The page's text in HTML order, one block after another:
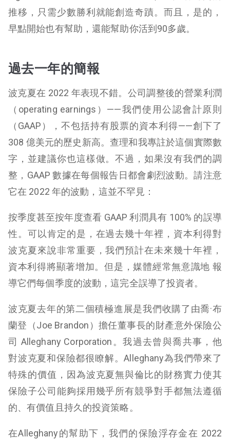
推移，只需少數勝利就能創造奇蹟。而且，是的，
早點開始也有幫助，還能幫助你活到90多歲。
過去一年的簡報
波克夏在 2022 年表現不錯。公司調整後的營業利潤
（operating earnings）——我們使用公認會計原則
（GAAP），不包括持有股票的資本利得——創下了
308 億美元的歷史新高。查理和我專註於這個實際數
字，並建議你也這樣做。不過，如果沒有我們的調
整，GAAP 數據在每個報告日都會劇烈波動。請注意
它在 2022 年的波動，這並不罕見：
按季度甚至按年度查看 GAAP 利潤具有 100% 的誤導
性。可以肯定的是，在過去幾十年裡，資本利得對
波克夏來說非常重要，我們預計在未來幾十年裡，
資本利得將顯著增加。但是，媒體經常無意識地 報
導它們每個季度的波動，這完全誤導了投資者。
波克夏去年的第二個積極進展是我們收購了由喬·布
蘭登（Joe Brandon）擔任董事長的財產意外保險公
司 Alleghany Corporation。我過去曾與喬共事，他
對波克夏和保險都很瞭解。Alleghany為我們帶來了
特殊的價值，因為波克夏無與倫比的財務實力使其
保險子公司能夠採用幾乎所有競爭對手都無法遵循
的、有價值且持久的投資策略。
在Alleghany的幫助下，我們的保險浮存金在 2022